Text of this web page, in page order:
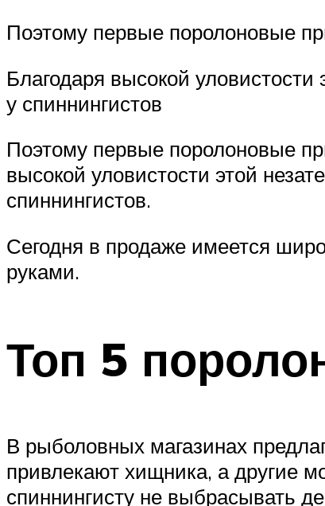
Поэтому первые поролоновые
Благодаря высокой
у спиннингистов
Поэтому первые поролоновые
высокой уловистости этой
спиннингистов.
Сегодня в продаже имеется
руками.
Топ 5
В рыболовных магазинах
привлекают хищника, а другие
спиннингисту не выбрасывать